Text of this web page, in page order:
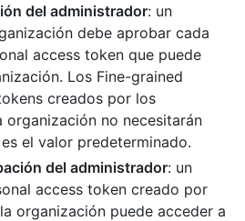
del administrador: un
debe aprobar cada
access token que puede
Los Fine-grained
creados por los
organización no necesitarán
el valor predeterminado.
del administrador: un
access token creado por
organización puede acceder a